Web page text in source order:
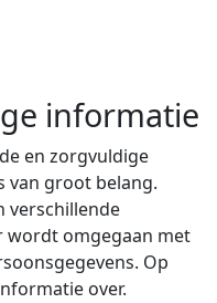
informatie
en zorgvuldige
van groot belang.
verschillende
wordt omgegaan met
Op
over.